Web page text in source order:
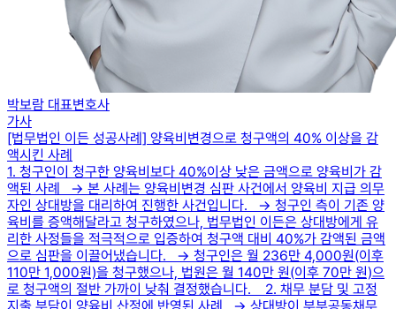
박보람 대표변호사
가사
[법무법인 이든 성공사례] 양육비변경으로 청구액의 40% 이상을 감
액시킨 사례
1. 청구인이 청구한 양육비보다 40%이상 낮은 금액으로 양육비가 감
액된 사례 → 본 사례는 양육비변경 심판 사건에서 양육비 지급 의무
자인 상대방을 대리하여 진행한 사건입니다. → 청구인 측이 기존 양
육비를 증액해달라고 청구하였으나, 법무법인 이든은 상대방에게 유
리한 사정들을 적극적으로 입증하여 청구액 대비 40%가 감액된 금액
으로 심판을 이끌어냈습니다. → 청구인은 월 236만 4,000원(이후
110만 1,000원)을 청구했으나, 법원은 월 140만 원(이후 70만 원)으
로 청구액의 절반 가까이 낮춰 결정했습니다. 2. 채무 분담 및 고정